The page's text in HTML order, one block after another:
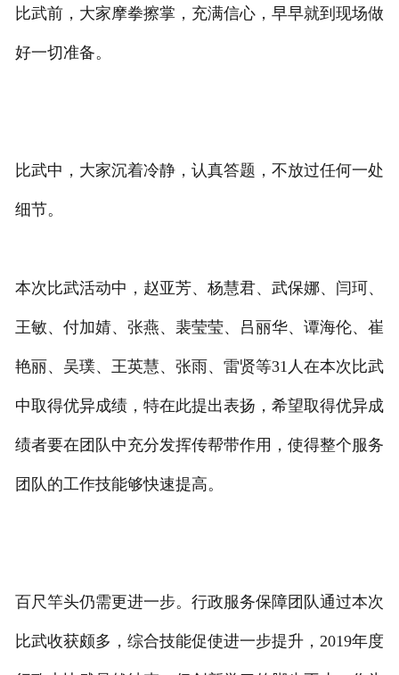
比武前，大家摩拳擦掌，充满信心，早早就到现场做
好一切准备。
比武中，大家沉着冷静，认真答题，不放过任何一处
细节。
本次比武活动中，赵亚芳、杨慧君、武保娜、闫珂、
王敏、付加婧、张燕、裴莹莹、吕丽华、谭海伦、崔
艳丽、吴璞、王英慧、张雨、雷贤等31人在本次比武
中取得优异成绩，特在此提出表扬，希望取得优异成
绩者要在团队中充分发挥传帮带作用，使得整个服务
团队的工作技能够快速提高。
百尺竿头仍需更进一步。行政服务保障团队通过本次
比武收获颇多，综合技能促使进一步提升，2019年度